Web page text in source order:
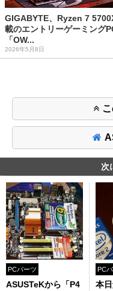
GIGABYTE、Ryzen 7
載のエントリーゲーミング
「OW...
2026年5月8日
次
PCパーツ
ASUSTeKから「P4
PC
本